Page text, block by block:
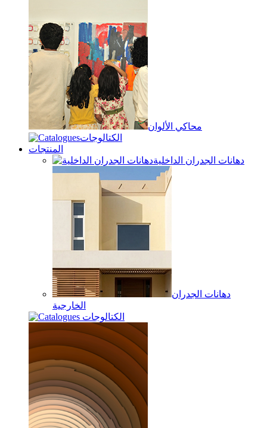
محاكي الألوان
الكتالوجات
المنتجات
دهانات الجدران الداخلية
دهانات الجدران
الخارجية
الكتالوجات